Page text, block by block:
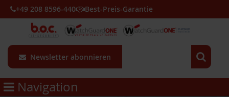
Newsletter abonnieren
+49 208 8596-440 Best-Preis-Garantie
Navigation